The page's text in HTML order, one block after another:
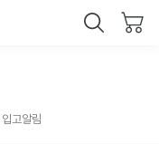
입고알림